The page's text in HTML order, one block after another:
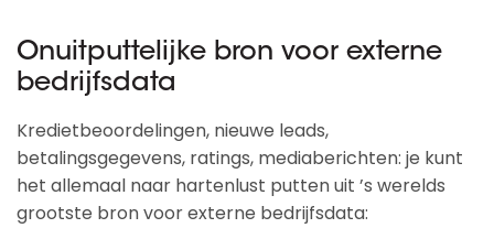
Onuitputtelijke bron voor externe
bedrijfsdata
Kredietbeoordelingen, nieuwe leads,
betalingsgegevens, ratings, mediaberichten: je kunt
het allemaal naar hartenlust putten uit ’s werelds
grootste bron voor externe bedrijfsdata: